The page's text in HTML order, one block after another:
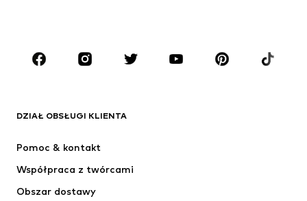
MARKI
Next
ADIDAS PERFORMANCE
DZIAŁ OBSŁUGI KLIENTA
Pomoc & kontakt
Współpraca z twórcami
Obszar dostawy